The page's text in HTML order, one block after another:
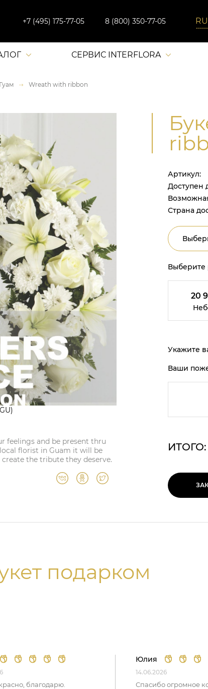
+7 (495) 175-77-05 8 (800) 350-77-05
СЕРВИС INTERFLORA
Гуам Wreath with ribbon
feelings and be present thru
florist in Guam it will be
the tribute they deserve.
Артикул:
Доступен
Страна
Выберите
20
Укажите
Ваши
ИТОГО:
подарком
благодарю.
Юлия
14.06.2026
Спасибо огромное